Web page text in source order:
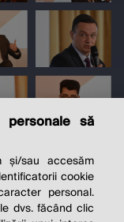
să
sau accesăm
cookie
personal.
dvs. făcând clic